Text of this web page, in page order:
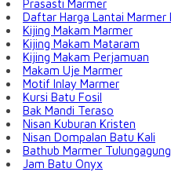
Prasasti Marmer
Daftar Harga Lantai Marmer
Kijing Makam Marmer
Kijing Makam Mataram
Kijing Makam Perjamuan
Makam Uje Marmer
Motif Inlay Marmer
Kursi Batu Fosil
Bak Mandi Teraso
Nisan Kuburan Kristen
Nisan Dompalan Batu Kali
Bathub Marmer Tulungagung
Jam Batu Onyx